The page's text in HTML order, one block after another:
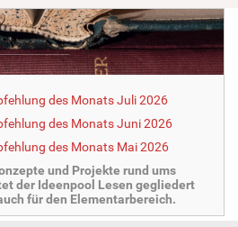
des Monats Juli 2026
des Monats Juni 2026
des Monats Mai 2026
und Projekte rund ums
der Ideenpool Lesen gegliedert
für den Elementarbereich.